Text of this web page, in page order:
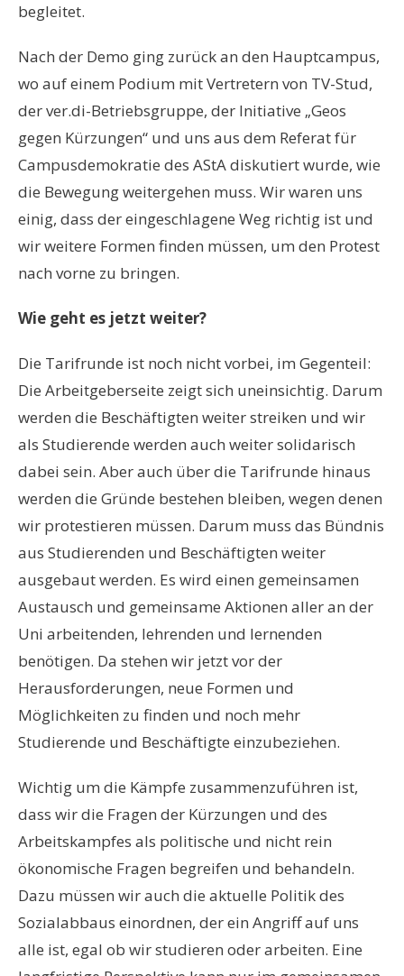
begleitet.
Nach der Demo ging zurück an den Hauptcampus,
wo auf einem Podium mit Vertretern von TV-Stud,
der ver.di-Betriebsgruppe, der Initiative „Geos
gegen Kürzungen“ und uns aus dem Referat für
Campusdemokratie des AStA diskutiert wurde, wie
die Bewegung weitergehen muss. Wir waren uns
einig, dass der eingeschlagene Weg richtig ist und
wir weitere Formen finden müssen, um den Protest
nach vorne zu bringen.
Wie geht es jetzt weiter?
Die Tarifrunde ist noch nicht vorbei, im Gegenteil:
Die Arbeitgeberseite zeigt sich uneinsichtig. Darum
werden die Beschäftigten weiter streiken und wir
als Studierende werden auch weiter solidarisch
dabei sein. Aber auch über die Tarifrunde hinaus
werden die Gründe bestehen bleiben, wegen denen
wir protestieren müssen. Darum muss das Bündnis
aus Studierenden und Beschäftigten weiter
ausgebaut werden. Es wird einen gemeinsamen
Austausch und gemeinsame Aktionen aller an der
Uni arbeitenden, lehrenden und lernenden
benötigen. Da stehen wir jetzt vor der
Herausforderungen, neue Formen und
Möglichkeiten zu finden und noch mehr
Studierende und Beschäftigte einzubeziehen.
Wichtig um die Kämpfe zusammenzuführen ist,
dass wir die Fragen der Kürzungen und des
Arbeitskampfes als politische und nicht rein
ökonomische Fragen begreifen und behandeln.
Dazu müssen wir auch die aktuelle Politik des
Sozialabbaus einordnen, der ein Angriff auf uns
alle ist, egal ob wir studieren oder arbeiten. Eine